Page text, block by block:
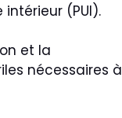
(PUI).
et la
nécessaires à